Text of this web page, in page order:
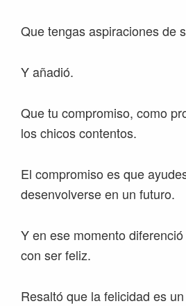
Que tengas aspiraciones de
Y añadió.
Que tu compromiso, como
los chicos contentos.
El compromiso es que
desenvolverse en un futuro.
Y en ese momento
con ser feliz.
Resaltó que la felicidad es